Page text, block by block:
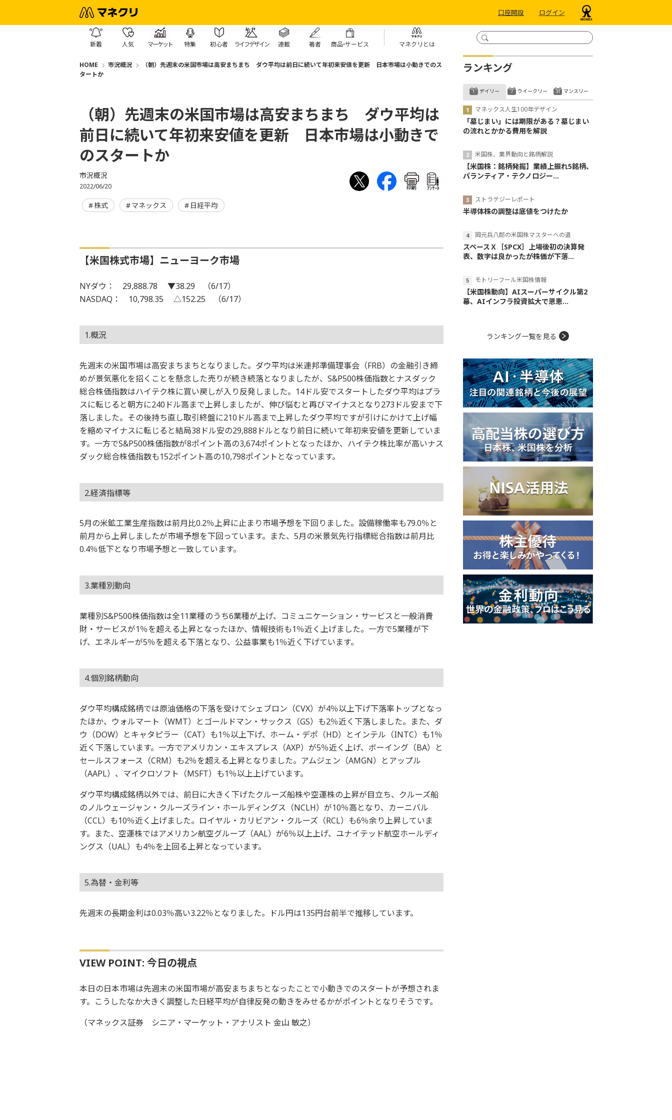
口座開設 ログイン
新着 人気 マーケット 特集 初心者 ライフデザイン 連載 著者 商品・サービス マネクリとは
HOME 市況概況
（朝）先週末の米国市場は高安まちまち ダウ平均は前日に続いて年初来安値を更新 日本市場は小動きでのス
タートか
（朝）先週末の米国市場は高安まちまち ダウ平均は
前日に続いて年初来安値を更新 日本市場は小動きで
のスタートか
市況概況
2022/06/20 印刷 ｱﾝｹｰﾄ
株式 マネックス 日経平均
【米国株式市場】ニューヨーク市場
NYダウ： 29,888.78 ▼38.29 （6/17）
NASDAQ： 10,798.35 △152.25 （6/17）
1.概況
先週末の米国市場は高安まちまちとなりました。ダウ平均は米連邦準備理事会（FRB）の金融引き締
めが景気悪化を招くことを懸念した売りが続き続落となりましたが、S&P500株価指数とナスダック
総合株価指数はハイテク株に買い戻しが入り反発しました。14ドル安でスタートしたダウ平均はプラ
スに転じると朝方に240ドル高まで上昇しましたが、伸び悩むと再びマイナスとなり273ドル安まで下
落しました。その後持ち直し取引終盤に210ドル高まで上昇したダウ平均ですが引けにかけて上げ幅
を縮めマイナスに転じると結局38ドル安の29,888ドルとなり前日に続いて年初来安値を更新していま
す。一方でS&P500株価指数が8ポイント高の3,674ポイントとなったほか、ハイテク株比率が高いナス
ダック総合株価指数も152ポイント高の10,798ポイントとなっています。
2.経済指標等
5月の米鉱工業生産指数は前月比0.2％上昇に止まり市場予想を下回りました。設備稼働率も79.0％と
前月から上昇しましたが市場予想を下回っています。また、5月の米景気先行指標総合指数は前月比
0.4％低下となり市場予想と一致しています。
3.業種別動向
業種別S&P500株価指数は全11業種のうち6業種が上げ、コミュニケーション・サービスと一般消費
財・サービスが1％を超える上昇となったほか、情報技術も1％近く上げました。一方で5業種が下
げ、エネルギーが5％を超える下落となり、公益事業も1％近く下げています。
4.個別銘柄動向
ダウ平均構成銘柄では原油価格の下落を受けてシェブロン（CVX）が4％以上下げ下落率トップとなっ
たほか、ウォルマート（WMT）とゴールドマン・サックス（GS）も2％近く下落しました。また、ダ
ウ（DOW）とキャタピラー（CAT）も1％以上下げ、ホーム・デポ（HD）とインテル（INTC）も1％
近く下落しています。一方でアメリカン・エキスプレス（AXP）が5％近く上げ、ボーイング（BA）と
セールスフォース（CRM）も2％を超える上昇となりました。アムジェン（AMGN）とアップル
（AAPL）、マイクロソフト（MSFT）も1％以上上げています。
ダウ平均構成銘柄以外では、前日に大きく下げたクルーズ船株や空運株の上昇が目立ち、クルーズ船
のノルウェージャン・クルーズライン・ホールディングス（NCLH）が10％高となり、カーニバル
（CCL）も10％近く上げました。ロイヤル・カリビアン・クルーズ（RCL）も6％余り上昇していま
す。また、空運株ではアメリカン航空グループ（AAL）が6％以上上げ、ユナイテッド航空ホールディ
ングス（UAL）も4％を上回る上昇となっています。
5.為替・金利等
先週末の長期金利は0.03％高い3.22％となりました。ドル円は135円台前半で推移しています。
VIEW POINT: 今日の視点
本日の日本市場は先週末の米国市場が高安まちまちとなったことで小動きでのスタートが予想されま
す。こうしたなか大きく調整した日経平均が自律反発の動きをみせるかがポイントとなりそうです。
（マネックス証券 シニア・マーケット・アナリスト 金山 敏之）
ランキング
デイリー
マネックス人生100年デザイン
「墓じまい」には期限がある？墓じまい
の流れとかかる費用を解説
米国株、業界動向と銘柄解説
【米国株：銘柄発掘】業績上振れ5銘柄、
パランティア・テクノロジー...
ストラテジーレポート
半導体株の調整は底値をつけたか
岡元兵八郎の米国株マスターへの道
スペースＸ［SPCX］上場後初の決算発
表、数字は良かったが株価が下落...
モトリーフール米国株情報
【米国株動向】AIスーパーサイクル第2
幕、AIインフラ投資拡大で恩恵...
ウイークリー マンスリー
ランキング一覧を見る